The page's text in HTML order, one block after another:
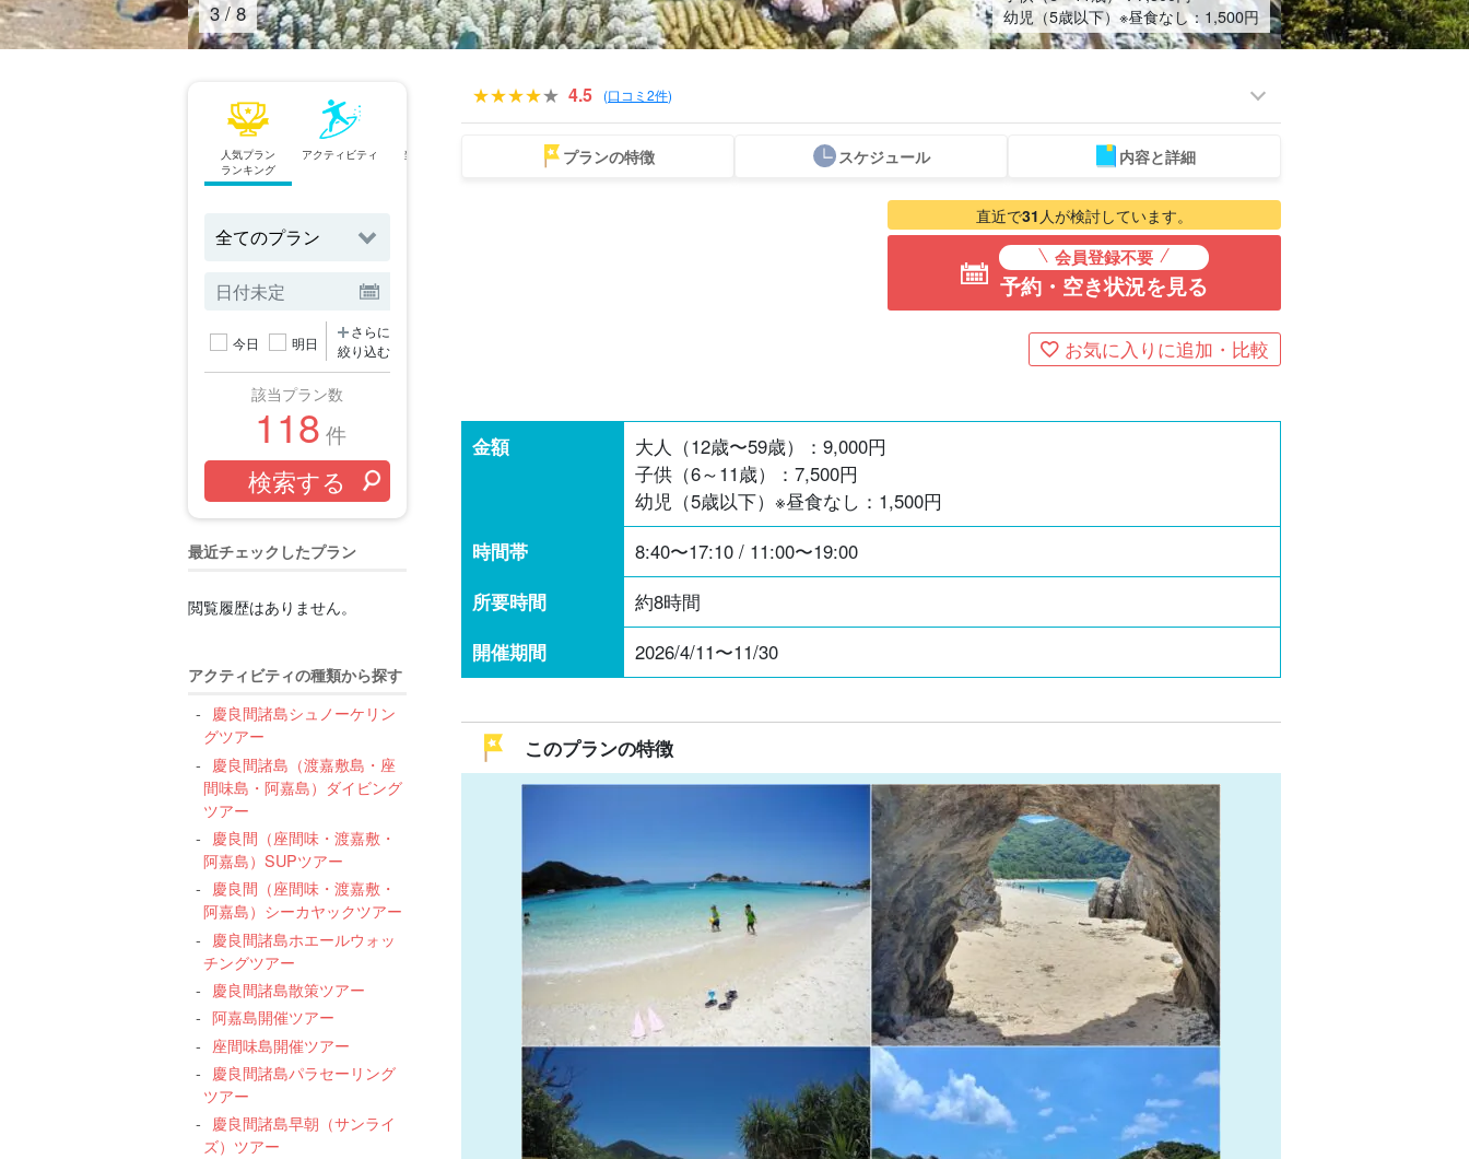
4/8
幼児（5歳以下）※昼食なし： 1,500円
人気プラン
ランキング
アクティビティ
当日予約OK
那覇発ツアー ウミガメツアー 座間味島ツアー 阿嘉島ツアー
ウォッチング
ドローン撮影付き
ツアー
今日 明日
さらに
絞り込む
該当プラン数
118 件
最近チェックしたプラン
閲覧履歴はありません。
アクティビティの種類から探す
慶良間諸島シュノーケリン
グツアー
慶良間諸島（渡嘉敷島・座
間味島・阿嘉島）ダイビング
ツアー
慶良間（座間味・渡嘉敷・
阿嘉島）SUPツアー
慶良間（座間味・渡嘉敷・
阿嘉島）シーカヤックツアー
慶良間諸島ホエールウォッ
チングツアー
慶良間諸島散策ツアー
阿嘉島開催ツアー
座間味島開催ツアー
慶良間諸島パラセーリング
ツアー
慶良間諸島早朝（サンライ
ズ）ツアー
4.5 (口コミ2件)
プランの特徴 スケジュール 内容と詳細
直近で31 人が検討しています。
会員登録不要
予約・空き状況を見る
お気に入りに追加・比較
金額 大人（12歳〜59歳）： 9,000円
子供（6～11歳）： 7,500円
幼児（5歳以下）※昼食なし： 1,500円
時間帯
8:40〜17:10 / 11:00〜19:00
所要時間
約8時間
開催期間
2026/4/11〜11/30
このプランの特徴